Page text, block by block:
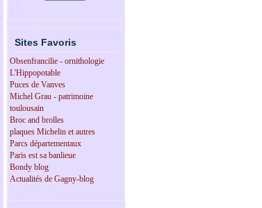
Sites Favoris
Obsenfrancilie - ornithologie
L'Hippopotable
Puces de Vanves
Michel Grau - patrimoine
toulousain
Broc and brolles
plaques Michelin et autres
Parcs départementaux
Paris est sa banlieue
Bondy blog
Actualités de Gagny-blog